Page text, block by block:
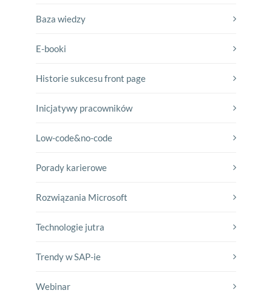
Baza wiedzy
E-booki
Historie sukcesu front page
Inicjatywy pracowników
Low-code&no-code
Porady karierowe
Rozwiązania Microsoft
Technologie jutra
Trendy w SAP-ie
Webinar